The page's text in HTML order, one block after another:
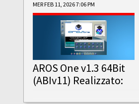
MER FEB 11, 2026 7:06 PM
AROS One v1.3 64Bit
(ABIv11) Realizzato: